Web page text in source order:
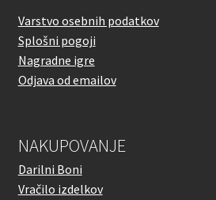
Varstvo osebnih podatkov
Splošni pogoji
Nagradne igre
Odjava od emailov
NAKUPOVANJE
Darilni Boni
Vračilo izdelkov